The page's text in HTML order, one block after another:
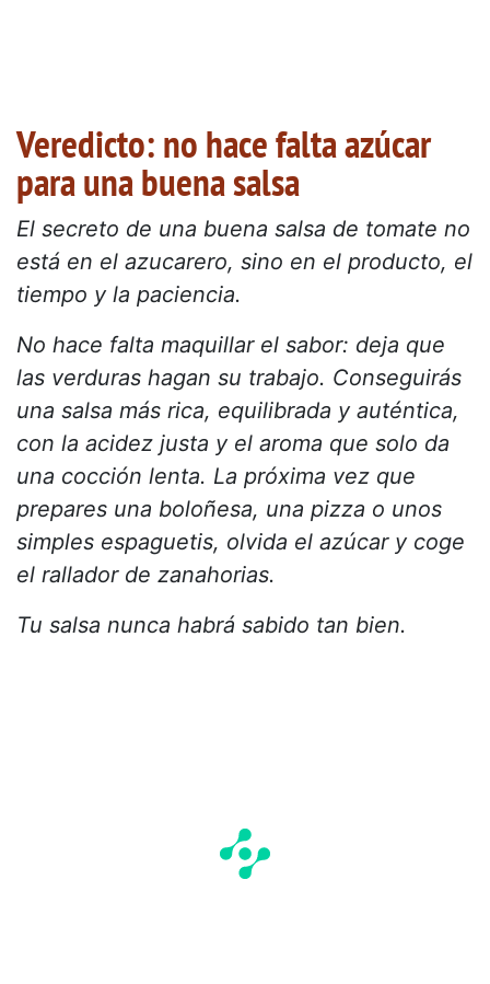
Veredicto: no hace falta azúcar
para una buena salsa
El secreto de una buena salsa de tomate no
está en el azucarero, sino en el producto, el
tiempo y la paciencia.
No hace falta maquillar el sabor: deja que
las verduras hagan su trabajo. Conseguirás
una salsa más rica, equilibrada y auténtica,
con la acidez justa y el aroma que solo da
una cocción lenta. La próxima vez que
prepares una boloñesa, una pizza o unos
simples espaguetis, olvida el azúcar y coge
el rallador de zanahorias.
Tu salsa nunca habrá sabido tan bien.